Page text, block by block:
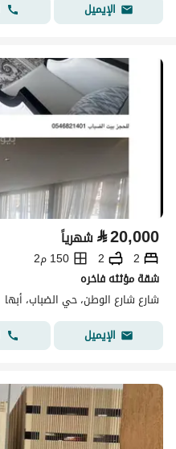
الإيميل
⃁20,000 شهرياً
2
2
150 م2
شقة مؤثثه فاخره
شارع شارع الوطن، حي الضباب، أبها
الإيميل